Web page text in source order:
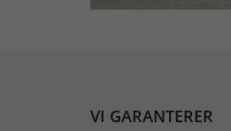
VI GARANTERER